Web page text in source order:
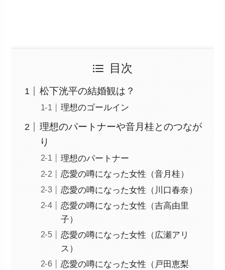
目次
松下洸平の結婚観は？
理想のゴールイン
理想のパートナーや音月桂とのつなが
り
理想のパートナー
恋愛の噂になった女性（音月桂）
恋愛の噂になった女性（川口春奈）
恋愛の噂になった女性（吉高由里
子）
恋愛の噂になった女性（広瀬アリ
ス）
恋愛の噂になった女性（戸田恵梨